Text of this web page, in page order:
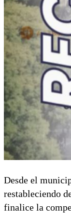
Desde el
restableciendo
finalice la